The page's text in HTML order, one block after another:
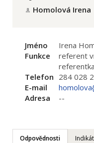
Homolová Irena
Jméno
Irena
Funkce
referent
Telefon 284 028
E-mail
Adresa
--
Odpovědnosti